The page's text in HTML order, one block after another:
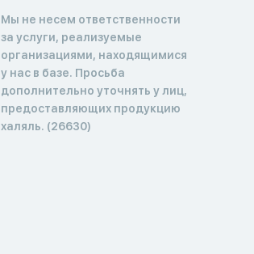
Мы не несем ответственности
за услуги, реализуемые
организациями, находящимися
у нас в базе. Просьба
дополнительно уточнять у лиц,
предоставляющих продукцию
халяль. (26630)